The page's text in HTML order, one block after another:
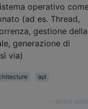
operativo
(ad es. Thread,
gestione della
generazione di
via)
api
abdul